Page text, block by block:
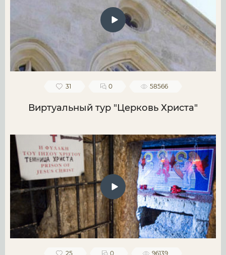
31 0 58566
Виртуальный тур "Церковь Христа"
25 0 96139